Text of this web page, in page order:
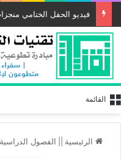
فيديو الحفل الختامي
القائمة
الرئيسية الفصول